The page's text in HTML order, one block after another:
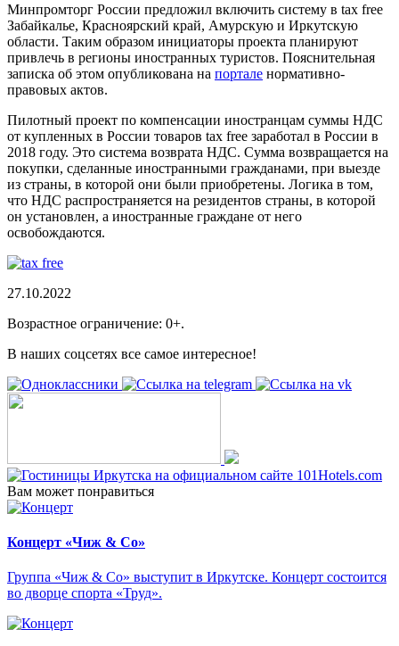
Минпромторг России предложил включить систему в tax free
Забайкалье, Красноярский край, Амурскую и Иркутскую
области. Таким образом инициаторы проекта планируют
привлечь в регионы иностранных туристов. Пояснительная
записка об этом опубликована на портале нормативно-
правовых актов.
Пилотный проект по компенсации иностранцам суммы НДС
от купленных в России товаров tax free заработал в России в
2018 году. Это система возврата НДС. Сумма возвращается на
покупки, сделанные иностранными гражданами, при выезде
из страны, в которой они были приобретены. Логика в том,
что НДС распространяется на резидентов страны, в которой
он установлен, а иностранные граждане от него
освобождаются.
27.10.2022
Возрастное ограничение: 0+.
В наших соцсетях все самое интересное!
Вам может понравиться
Концерт «Чиж & Cо»
Группа «Чиж & Co» выступит в Иркутске. Концерт состоится
во дворце спорта «Труд».